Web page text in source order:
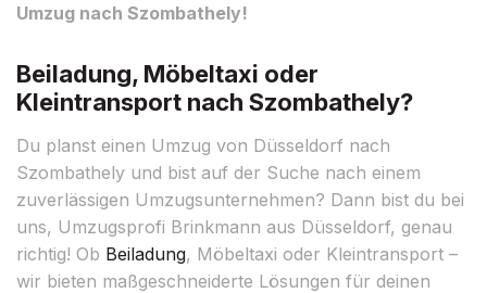
Umzug nach Szombathely!
Beiladung, Möbeltaxi oder
Kleintransport nach Szombathely?
Du planst einen Umzug von Düsseldorf nach
Szombathely und bist auf der Suche nach einem
zuverlässigen Umzugsunternehmen? Dann bist du bei
uns, Umzugsprofi Brinkmann aus Düsseldorf, genau
richtig! Ob Beiladung, Möbeltaxi oder Kleintransport –
wir bieten maßgeschneiderte Lösungen für deinen